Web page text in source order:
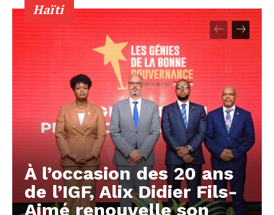
Haïti
À l’occasion des 20 ans
de l’IGF, Alix Didier Fils-
Aimé renouvelle son